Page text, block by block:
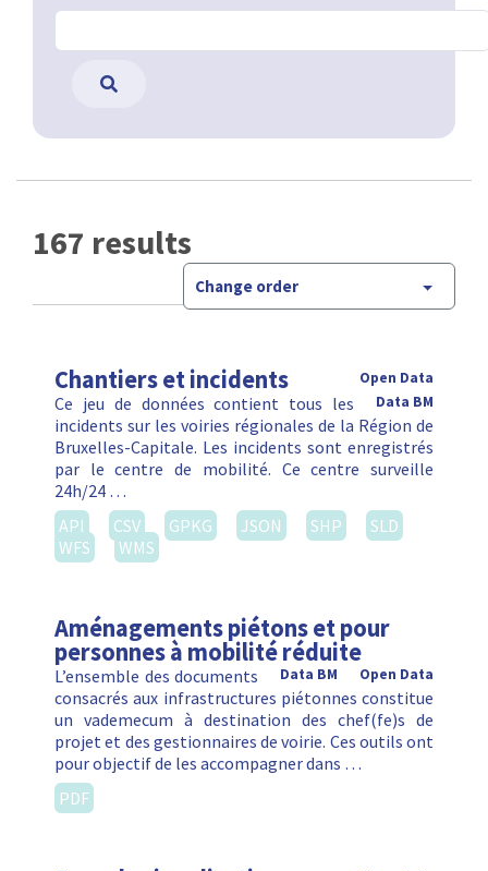
167 results
Change order
Chantiers et incidents
Open Data
Data BM
Ce jeu de données contient tous les
incidents sur les voiries régionales de la Région de
Bruxelles-Capitale. Les incidents sont enregistrés
par le centre de mobilité. Ce centre surveille
24h/24 …
API
CSV GPKG JSON SHP
SLD
WFS
WMS
Aménagements piétons et pour
personnes à mobilité réduite
Open Data
Data BM
L’ensemble des documents
consacrés aux infrastructures piétonnes constitue
un vademecum à destination des chef(fe)s de
projet et des gestionnaires de voirie. Ces outils ont
pour objectif de les accompagner dans …
PDF